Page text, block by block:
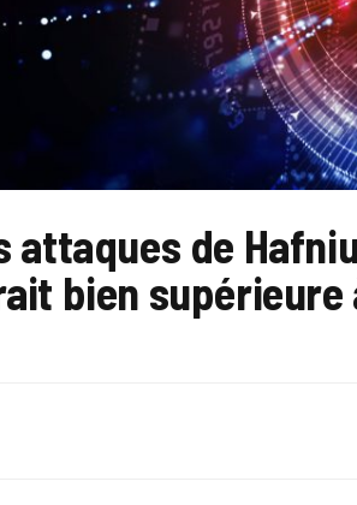
attaques de
bien